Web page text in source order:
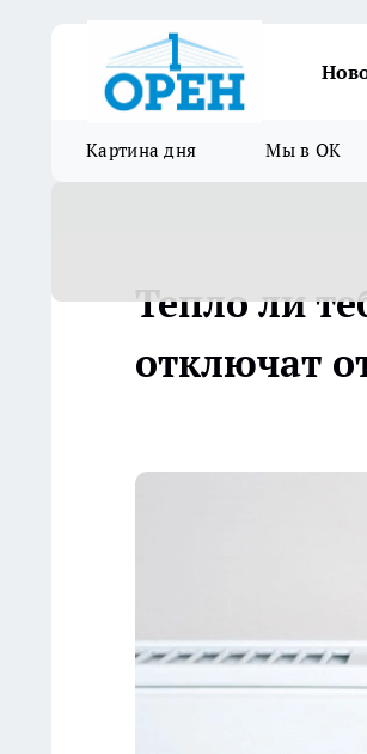
Картина дня Мы в ОК
Тепло ли
отключат